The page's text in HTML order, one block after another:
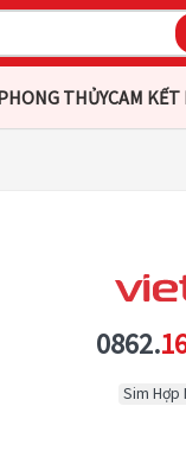
THỦYCAM
0862.
Sim Hợp